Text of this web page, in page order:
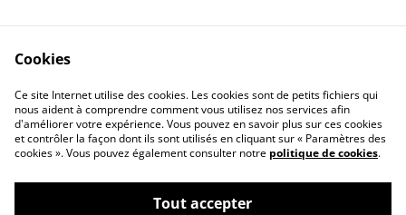
Contact Us
Legal Terms
Privacy Policy
Cookie Policy
Cookies
Ce site Internet utilise des cookies. Les cookies sont de petits fichiers qui
nous aident à comprendre comment vous utilisez nos services afin
d'améliorer votre expérience. Vous pouvez en savoir plus sur ces cookies
et contrôler la façon dont ils sont utilisés en cliquant sur « Paramètres des
cookies ». Vous pouvez également consulter notre politique de cookies.
Tout accepter